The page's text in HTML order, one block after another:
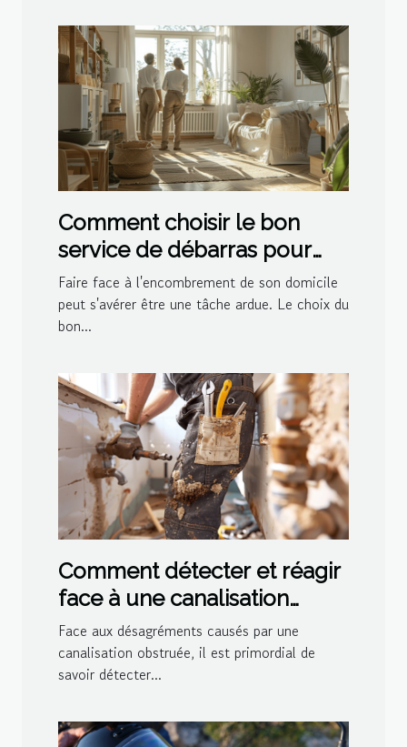
Comment choisir le bon
service de débarras pour
votre domicile
Faire face à l'encombrement de son domicile
peut s'avérer être une tâche ardue. Le choix du
bon...
Comment détecter et réagir
face à une canalisation
bouchée
Face aux désagréments causés par une
canalisation obstruée, il est primordial de
savoir détecter...